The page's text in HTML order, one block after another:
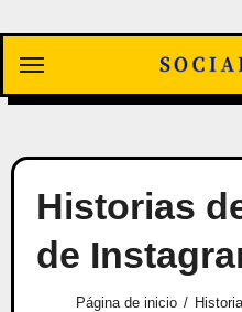
contenido
Historias
de
Página de inicio